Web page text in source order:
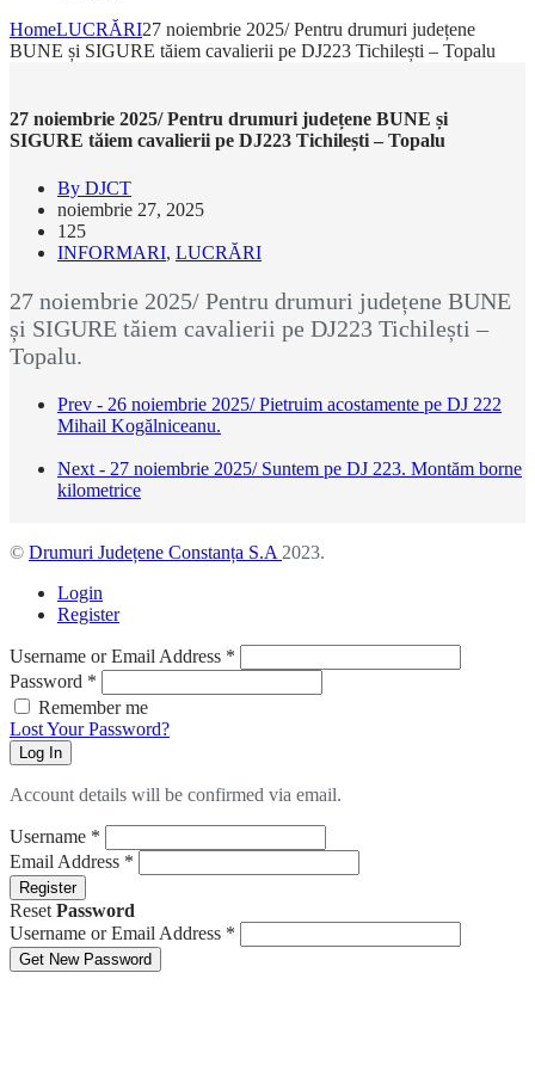
HomeLUCRĂRI27 noiembrie 2025/ Pentru drumuri județene
BUNE și SIGURE tăiem cavalierii pe DJ223 Tichilești – Topalu
27 noiembrie 2025/ Pentru drumuri județene BUNE și
SIGURE tăiem cavalierii pe DJ223 Tichilești – Topalu
By DJCT
noiembrie 27, 2025
125
INFORMARI, LUCRĂRI
27 noiembrie 2025/ Pentru drumuri județene BUNE
și SIGURE tăiem cavalierii pe DJ223 Tichilești –
Topalu.
Prev - 26 noiembrie 2025/ Pietruim acostamente pe DJ 222
Mihail Kogălniceanu.
Next - 27 noiembrie 2025/ Suntem pe DJ 223. Montăm borne
kilometrice
© Drumuri Județene Constanța S.A 2023.
Login
Register
Username or Email Address *
Password *
Remember me
Lost Your Password?
Log In
Account details will be confirmed via email.
Username *
Email Address *
Register
Reset Password
Username or Email Address *
Get New Password